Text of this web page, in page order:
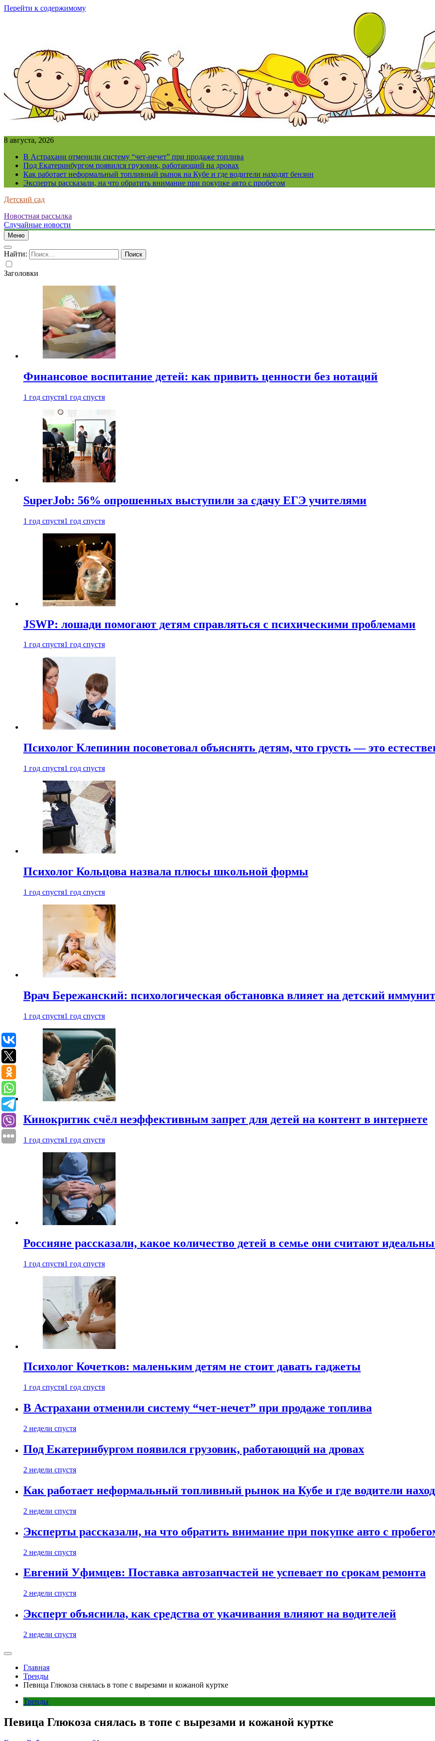
Перейти к содержимому
8 августа, 2026
В Астрахани отменили систему “чет-нечет” при продаже топлива
Под Екатеринбургом появился грузовик, работающий на дровах
Как работает неформальный топливный рынок на Кубе и где водители находят бензин
Эксперты рассказали, на что обратить внимание при покупке авто с пробегом
Детский сад
Новостная рассылка
Случайные новости
Меню
Найти:
Заголовки
Финансовое воспитание детей: как привить ценности без нотаций
1 год спустя1 год спустя
SuperJob: 56% опрошенных выступили за сдачу ЕГЭ учителями
1 год спустя1 год спустя
JSWP: лошади помогают детям справляться с психическими проблемами
1 год спустя1 год спустя
Психолог Клепинин посоветовал объяснять детям, что грусть — это
1 год спустя1 год спустя
Психолог Кольцова назвала плюсы школьной формы
1 год спустя1 год спустя
Врач Бережанский: психологическая обстановка влияет на детский
1 год спустя1 год спустя
Кинокритик счёл неэффективным запрет для детей на контент в интернете
1 год спустя1 год спустя
Россияне рассказали, какое количество детей в семье они считают
1 год спустя1 год спустя
Психолог Кочетков: маленьким детям не стоит давать гаджеты
1 год спустя1 год спустя
В Астрахани отменили систему “чет-нечет” при продаже топлива
2 недели спустя
Под Екатеринбургом появился грузовик, работающий на дровах
2 недели спустя
Как работает неформальный топливный рынок на Кубе и где водители
2 недели спустя
Эксперты рассказали, на что обратить внимание при покупке авто с
2 недели спустя
Евгений Уфимцев: Поставка автозапчастей не успевает по срокам ремонта
2 недели спустя
Эксперт объяснила, как средства от укачивания влияют на водителей
2 недели спустя
Главная
Тренды
Певица Глюкоза снялась в топе с вырезами и кожаной куртке
Тренды
Певица Глюкоза снялась в топе с вырезами и кожаной куртке